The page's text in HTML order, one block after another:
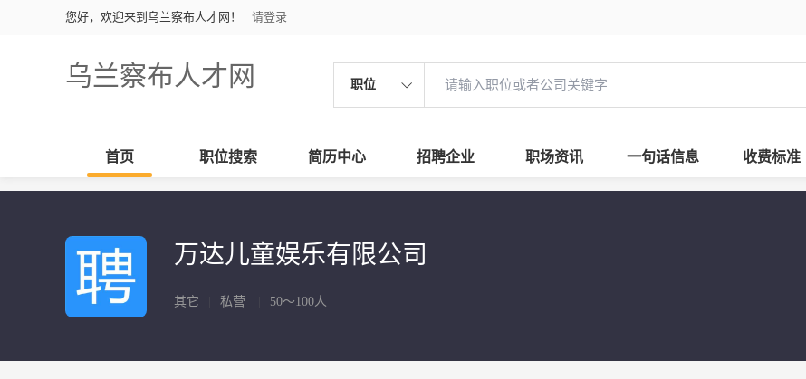
您好，欢迎来到乌兰察布人才网！ 请登录
乌兰察布人才网 职位
首页 职位搜索 简历中心 招聘企业 职场资讯 一句话信息 收费标准
万达儿童娱乐有限公司
其它 私营 50～100人